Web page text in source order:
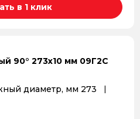
в 1 клик
90° 273x10 мм 09Г2С
диаметр, мм 273